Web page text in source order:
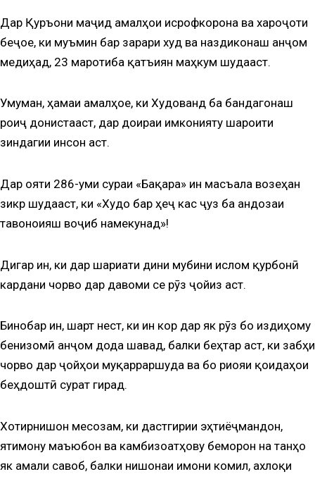
Дар Қуръони маҷид амалҳои исрофкорона ва хароҷоти
беҷое, ки муъмин бар зарари худ ва наздиконаш анҷом
медиҳад, 23 маротиба қатъиян маҳкум шудааст.
Умуман, ҳамаи амалҳое, ки Худованд ба бандагонаш
роиҷ донистааст, дар доираи имконияту шароити
зиндагии инсон аст.
Дар ояти 286-уми сураи «Бақара» ин масъала возеҳан
зикр шудааст, ки «Худо бар ҳеҷ кас ҷуз ба андозаи
тавоноияш воҷиб намекунад»!
Дигар ин, ки дар шариати дини мубини ислом қурбонӣ
кардани чорво дар давоми се рӯз ҷойиз аст.
Бинобар ин, шарт нест, ки ин кор дар як рӯз бо издиҳому
бенизомӣ анҷом дода шавад, балки беҳтар аст, ки забҳи
чорво дар ҷойҳои муқарраршуда ва бо риояи қоидаҳои
беҳдоштӣ сурат гирад.
Хотирнишон месозам, ки дастгирии эҳтиёҷмандон,
ятимону маъюбон ва камбизоатҳову беморон на танҳо
як амали савоб, балки нишонаи имони комил, ахлоқи